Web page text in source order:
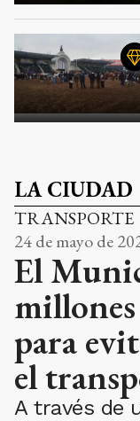
LA CIUDAD
TRANSPORTE
24 de mayo de
El
para
el
A través de